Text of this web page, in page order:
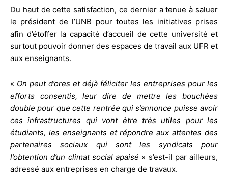
Du haut de cette satisfaction, ce dernier a tenue à saluer
le président de l’UNB pour toutes les initiatives prises
afin d’étoffer la capacité d’accueil de cette université et
surtout pouvoir donner des espaces de travail aux UFR et
aux enseignants.
« On peut d’ores et déjà féliciter les entreprises pour les
efforts consentis, leur dire de mettre les bouchées
double pour que cette rentrée qui s’annonce puisse avoir
ces infrastructures qui vont être très utiles pour les
étudiants, les enseignants et répondre aux attentes des
partenaires sociaux qui sont les syndicats pour
l’obtention d’un climat social apaisé » s’est-il par ailleurs,
adressé aux entreprises en charge de travaux.